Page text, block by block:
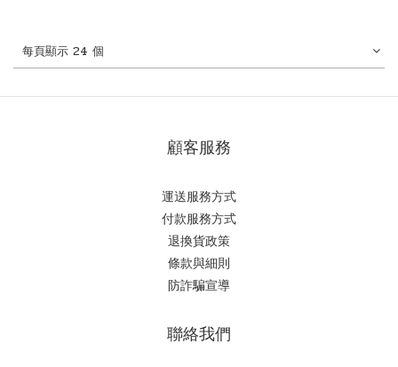
每頁顯示 24 個
顧客服務
運送服務方式
付款服務方式
退換貨政策
條款與細則
防詐騙宣導
聯絡我們